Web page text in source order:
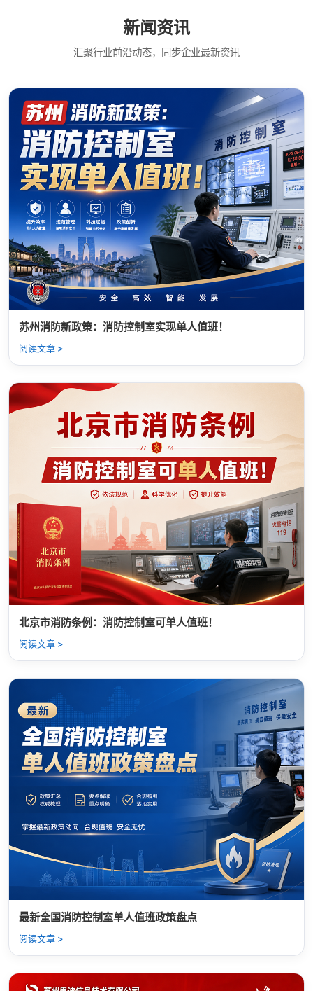
新闻资讯
汇聚行业前沿动态，同步企业最新资讯
苏州消防新政策：消防控制室实现单人值班！
阅读文章 >
北京市消防条例：消防控制室可单人值班！
阅读文章 >
最新全国消防控制室单人值班政策盘点
阅读文章 >